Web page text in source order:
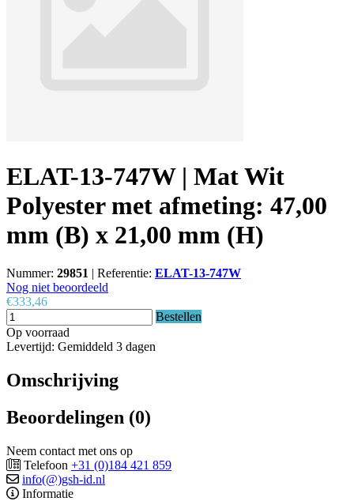
ELAT-13-747W | Mat Wit
Polyester met afmeting: 47,00
mm (B) x 21,00 mm (H)
Nummer: 29851 | Referentie: ELAT-13-747W
Nog niet beoordeeld
€333,46
Bestellen
Op voorraad
Levertijd: Gemiddeld 3 dagen
Omschrijving
Beoordelingen (0)
Neem contact met ons op
Telefoon +31 (0)184 421 859
info(@)gsh-id.nl
Informatie